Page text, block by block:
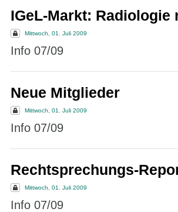
IGeL-Markt: Radiologie
Mittwoch, 01. Juli 2009
Info 07/09
Neue Mitglieder
Mittwoch, 01. Juli 2009
Info 07/09
Rechtsprechungs-
Mittwoch, 01. Juli 2009
Info 07/09